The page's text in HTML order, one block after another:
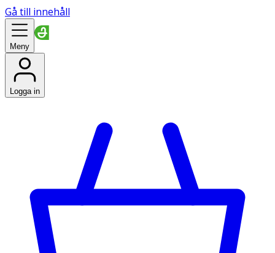
Gå till innehåll
Meny
Logga in